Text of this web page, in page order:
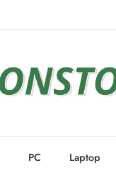
PC Laptop